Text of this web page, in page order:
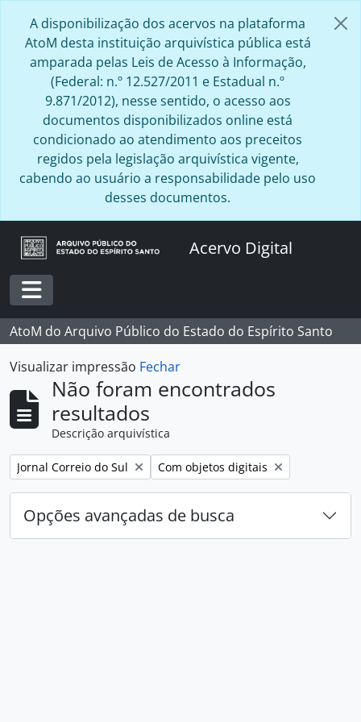
A disponibilização dos acervos na plataforma
AtoM desta instituição arquivística pública está
amparada pelas Leis de Acesso à Informação,
(Federal: n.º 12.527/2011 e Estadual n.º
9.871/2012), nesse sentido, o acesso aos
documentos disponibilizados online está
condicionado ao atendimento aos preceitos
regidos pela legislação arquivística vigente,
cabendo ao usuário a responsabilidade pelo uso
desses documentos.
Acervo Digital
Toggle navigation
AtoM do Arquivo Público do Estado do Espírito Santo
Visualizar impressão Fechar
Não foram encontrados
resultados
Descrição arquivística
Remover filtro:
Jornal Correio do Sul Remover filtro:
Com objetos digitais
Opções avançadas de busca